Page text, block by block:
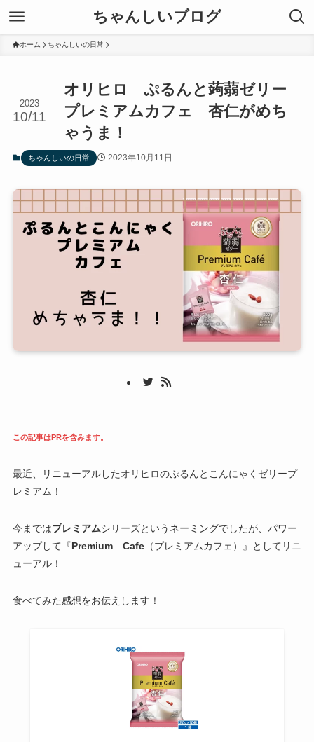
ちゃんしいブログ
ホーム ちゃんしいの日常
オリヒロ ぷるんと蒟蒻ゼリー
プレミアムカフェ 杏仁がめち
ゃうま！
2023
10/11
ちゃんしいの日常 2023年10月11日
この記事はPRを含みます。
最近、リニューアルしたオリヒロのぷるんとこんにゃくゼリープ
レミアム！
今まではプレミアムシリーズというネーミングでしたが、パワー
アップして『Premium Cafe（プレミアムカフェ）』としてリニ
ューアル！
食べてみた感想をお伝えします！